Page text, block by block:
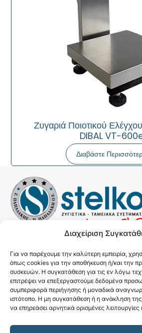
Διαχείριση
Για να παρέχουμε την καλύτερη εμπειρία,
όπως cookies για την αποθήκευση ή/και την
συσκευών. Η συγκατάθεση για τις εν λόγω
επιτρέψει να επεξεργαστούμε δεδομένα
συμπεριφορά περιήγησης ή μοναδικά
ιστότοπο. Η μη συγκατάθεση ή η ανάκληση
να επηρεάσει αρνητικά ορισμένες
Ζυγαριά Ποιοτικού
DIBAL VT-
Διαβάστε
c
e
b
o
o
k
Σ.ΠΑΠΑΔΑΚΗΣ-
ΚΟΜΝΗΝΩΝ 9, ΝΙΚΑΙΑ,
2130383670
ΣΤΕΛΙΟΣ 6947728348